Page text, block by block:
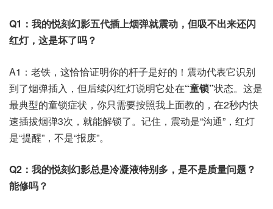
Q1：我的悦刻幻影五代插上烟弹就震动，但吸不出来还闪
红灯，这是坏了吗？
A1：老铁，这恰恰证明你的杆子是好的！震动代表它识别
到了烟弹插入，但后续闪红灯说明它处在“童锁”状态。这是
最典型的童锁症状，你只需要按照我上面教的，在2秒内快
速插拔烟弹3次，就能解锁了。记住，震动是“沟通”，红灯
是“提醒”，不是“报废”。
Q2：我的悦刻幻影总是冷凝液特别多，是不是质量问题？
能修吗？